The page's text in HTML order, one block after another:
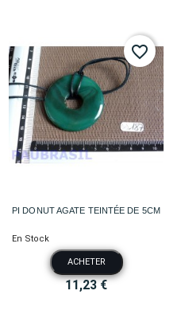
PI DONUT AGATE TEINTÉE DE 5CM
En Stock
ACHETER
11,23 €
favorite_border